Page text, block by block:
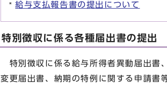
給与支払報告書の提出について
特別徴収に係る各種届出書の提出
特別徴収に係る給与所得者異動届出書
変更届出書、納期の特例に関する申請書